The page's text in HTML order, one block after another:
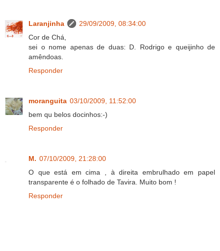
Laranjinha
29/09/2009, 08:34:00
Cor de Chá,
sei o nome apenas de duas: D. Rodrigo e queijinho de
amêndoas.
Responder
moranguita 03/10/2009, 11:52:00
bem qu belos docinhos:-)
Responder
M. 07/10/2009, 21:28:00
O que está em cima , à direita embrulhado em papel
transparente é o folhado de Tavira. Muito bom !
Responder